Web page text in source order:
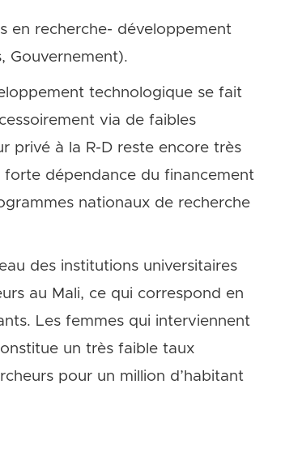
en recherche- développement
Gouvernement).
technologique se fait
via de faibles
privé à la R-D reste encore très
dépendance du financement
nationaux de recherche
des institutions universitaires
au Mali, ce qui correspond en
Les femmes qui interviennent
un très faible taux
pour un million d’habitant